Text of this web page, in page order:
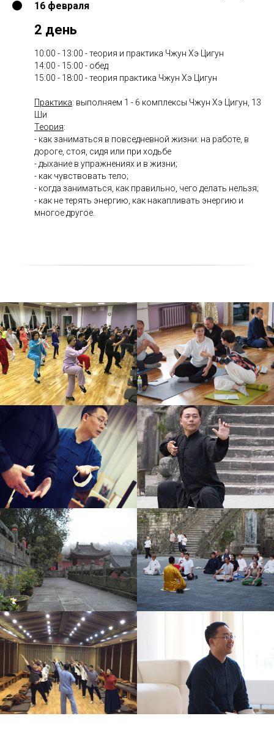
16 февраля
2 день
10:00 - 13:00 - теория и практика Чжун Хэ Цигун
14:00 - 15:00 - обед
15:00 - 18:00 - теория практика Чжун Хэ Цигун
Практика: выполняем 1 - 6 комплексы Чжун Хэ Цигун, 13
Ши
Теория:
- как заниматься в повседневной жизни: на работе, в
дороге, стоя, сидя или при ходьбе
- дыхание в упражнениях и в жизни;
- как чувствовать тело;
- когда заниматься, как правильно, чего делать нельзя;
- как не терять энергию, как накапливать энергию и
многое другое.